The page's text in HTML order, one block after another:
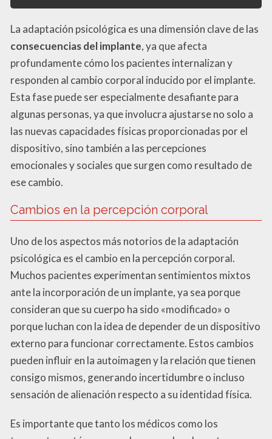
La adaptación psicológica es una dimensión clave de las
consecuencias del implante, ya que afecta
profundamente cómo los pacientes internalizan y
responden al cambio corporal inducido por el implante.
Esta fase puede ser especialmente desafiante para
algunas personas, ya que involucra ajustarse no solo a
las nuevas capacidades físicas proporcionadas por el
dispositivo, sino también a las percepciones
emocionales y sociales que surgen como resultado de
ese cambio.
Cambios en la percepción corporal
Uno de los aspectos más notorios de la adaptación
psicológica es el cambio en la percepción corporal.
Muchos pacientes experimentan sentimientos mixtos
ante la incorporación de un implante, ya sea porque
consideran que su cuerpo ha sido «modificado» o
porque luchan con la idea de depender de un dispositivo
externo para funcionar correctamente. Estos cambios
pueden influir en la autoimagen y la relación que tienen
consigo mismos, generando incertidumbre o incluso
sensación de alienación respecto a su identidad física.
Es importante que tanto los médicos como los